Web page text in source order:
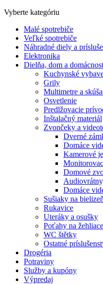
Vyberte kategóriu
Malé spotrebiče
Veľké spotrebiče
Náhradné diely a
Elektronika
Dielňa, dom a
Kuchynské
Grily
Multimetre a
Osvetlenie
Predlžovacie
Inštalačný materiál
Zvončeky a
Dverné
Domáce
Kamerové
Domové
Domáce
Sušiaky na bielizeň
Rukavice
Uteráky a osušky
Poťahy na
WC štětky
Ostatné
Drogéria
Potraviny
Služby a kupóny
Výpredaj